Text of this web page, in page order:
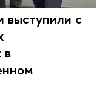
выступили с
в